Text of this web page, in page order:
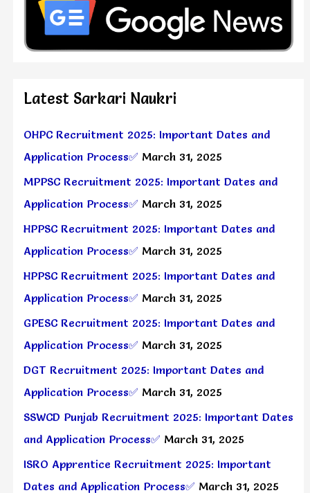
Latest Sarkari Naukri
OHPC Recruitment 2025: Important Dates and
Application Process✅ March 31, 2025
MPPSC Recruitment 2025: Important Dates and
Application Process✅ March 31, 2025
HPPSC Recruitment 2025: Important Dates and
Application Process✅ March 31, 2025
HPPSC Recruitment 2025: Important Dates and
Application Process✅ March 31, 2025
GPESC Recruitment 2025: Important Dates and
Application Process✅ March 31, 2025
DGT Recruitment 2025: Important Dates and
Application Process✅ March 31, 2025
SSWCD Punjab Recruitment 2025: Important Dates
and Application Process✅ March 31, 2025
ISRO Apprentice Recruitment 2025: Important
Dates and Application Process✅ March 31, 2025